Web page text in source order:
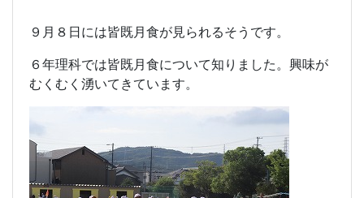
９月８日には皆既月食が見られるそうです。
６年理科では皆既月食について知りました。興味が
むくむく湧いてきています。